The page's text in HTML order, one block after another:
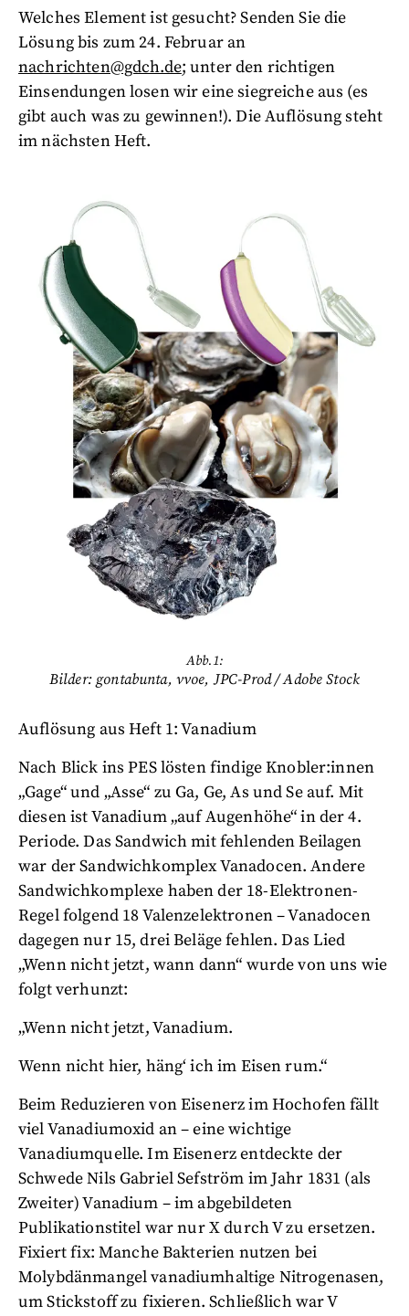
Welches Element ist gesucht? Senden Sie die
Lösung bis zum 24. Februar an
nachrichten@gdch.de; unter den richtigen
Einsendungen losen wir eine siegreiche aus (es
gibt auch was zu gewinnen!). Die Auflösung steht
im nächsten Heft.
Abb.1:
Bilder: gontabunta, vvoe, JPC-Prod / Adobe Stock
Auflösung aus Heft 1: Vanadium
Nach Blick ins PES lösten findige Knobler:innen
„Gage“ und „Asse“ zu Ga, Ge, As und Se auf. Mit
diesen ist Vanadium „auf Augenhöhe“ in der 4.
Periode. Das Sandwich mit fehlenden Beilagen
war der Sandwichkomplex Vanadocen. Andere
Sandwichkomplexe haben der 18-Elektronen-
Regel folgend 18 Valenzelektronen – Vanadocen
dagegen nur 15, drei Beläge fehlen. Das Lied
„Wenn nicht jetzt, wann dann“ wurde von uns wie
folgt verhunzt:
„Wenn nicht jetzt, Vanadium.
Wenn nicht hier, häng‘ ich im Eisen rum.“
Beim Reduzieren von Eisenerz im Hochofen fällt
viel Vanadiumoxid an – eine wichtige
Vanadiumquelle. Im Eisenerz entdeckte der
Schwede Nils Gabriel Sefström im Jahr 1831 (als
Zweiter) Vanadium – im abgebildeten
Publikationstitel war nur X durch V zu ersetzen.
Fixiert fix: Manche Bakterien nutzen bei
Molybdänmangel vanadiumhaltige Nitrogenasen,
um Stickstoff zu fixieren. Schließlich war V